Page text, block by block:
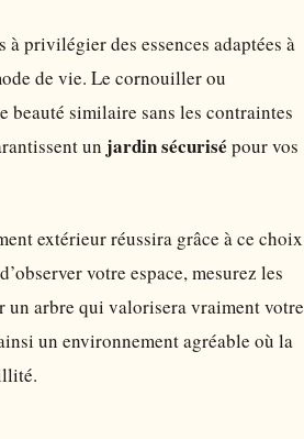
à privilégier des essences adaptées à
de vie. Le cornouiller ou
beauté similaire sans les contraintes
un jardin sécurisé pour vos
extérieur réussira grâce à ce choix
votre espace, mesurez les
un arbre qui valorisera vraiment votre
un environnement agréable où la